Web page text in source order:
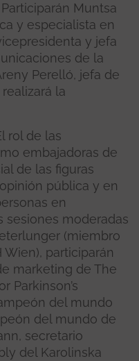
Muntsa
y especialista en
y jefa
de la
Perelló, jefa de
la
rol de las
embajadoras de
de las figuras
pública y en
en
sesiones moderadas
(miembro
Wien), participarán
marketing de The
Parkinson’s
del mundo
del mundo de
secretario
del Karolinska